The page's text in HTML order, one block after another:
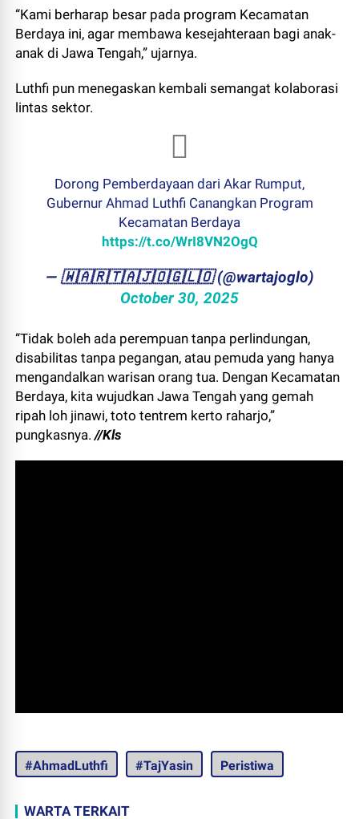
“Kami berharap besar pada program Kecamatan
Berdaya ini, agar membawa kesejahteraan bagi anak-
anak di Jawa Tengah,” ujarnya.
Luthfi pun menegaskan kembali semangat kolaborasi
lintas sektor.
Dorong Pemberdayaan dari Akar Rumput,
Gubernur Ahmad Luthfi Canangkan Program
Kecamatan Berdaya
https://t.co/WrI8VN2OgQ
— ​🇼​​🇦​​🇷​​🇹​​🇦​​🇯​​🇴​​🇬​​🇱​​🇴 (@wartajoglo)
October 30, 2025
“Tidak boleh ada perempuan tanpa perlindungan,
disabilitas tanpa pegangan, atau pemuda yang hanya
mengandalkan warisan orang tua. Dengan Kecamatan
Berdaya, kita wujudkan Jawa Tengah yang gemah
ripah loh jinawi, toto tentrem kerto raharjo,”
pungkasnya.//Kls
#AhmadLuthfi #TajYasin Peristiwa
WARTA TERKAIT